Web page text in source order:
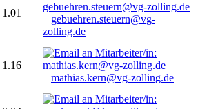
1.01
gebuehren.steuern@vg-
zolling.de
1.16
mathias.kern@vg-zolling.de